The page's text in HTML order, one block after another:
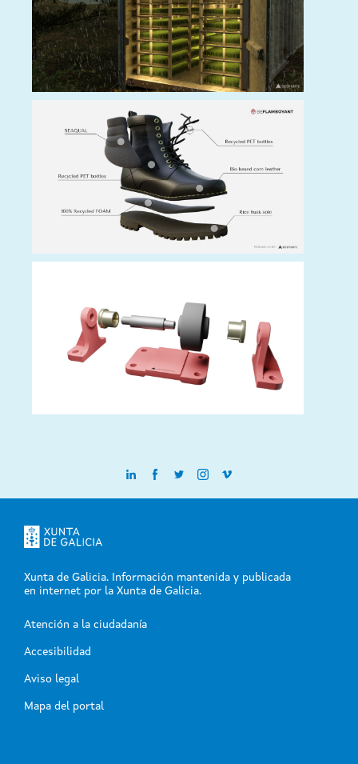
Xunta de Galicia. Información mantenida y publicada
en internet por la Xunta de Galicia.
Atención a la ciudadanía
Accesibilidad
Aviso legal
Mapa del portal